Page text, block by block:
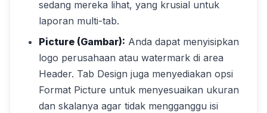
sedang mereka lihat, yang krusial untuk
laporan multi-tab.
Picture (Gambar): Anda dapat menyisipkan
logo perusahaan atau watermark di area
Header. Tab Design juga menyediakan opsi
Format Picture untuk menyesuaikan ukuran
dan skalanya agar tidak mengganggu isi